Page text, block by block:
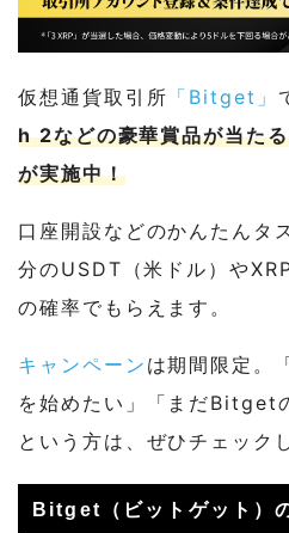
仮想通貨取引所 「Bitget」
h 2などの豪華賞品が当た
が実施中！
口座開設などのかんたんタ
分のUSDT（米ドル）や
の確率でもらえます。
キャンペーン は期間限定。
を始めたい」「まだBitget
という方は、ぜひチェック
Bitget（ビットゲット）